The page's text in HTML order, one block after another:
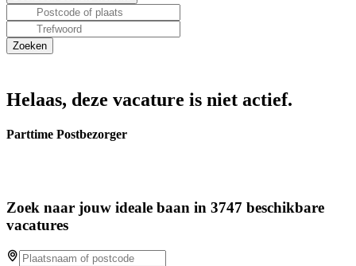
Helaas, deze vacature is niet actief.
Parttime Postbezorger
Zoek naar jouw ideale baan in 3747 beschikbare
vacatures